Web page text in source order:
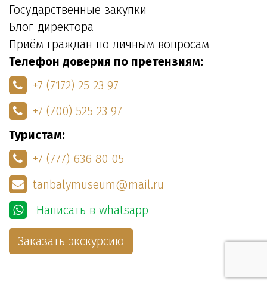
Государственные закупки
Блог директора
Приём граждан по личным вопросам
Телефон доверия по претензиям:
+7 (7172) 25 23 97
+7 (700) 525 23 97
Туристам:
+7 (777) 636 80 05
tanbalymuseum@mail.ru
Написать в whatsapp
Заказать экскурсию